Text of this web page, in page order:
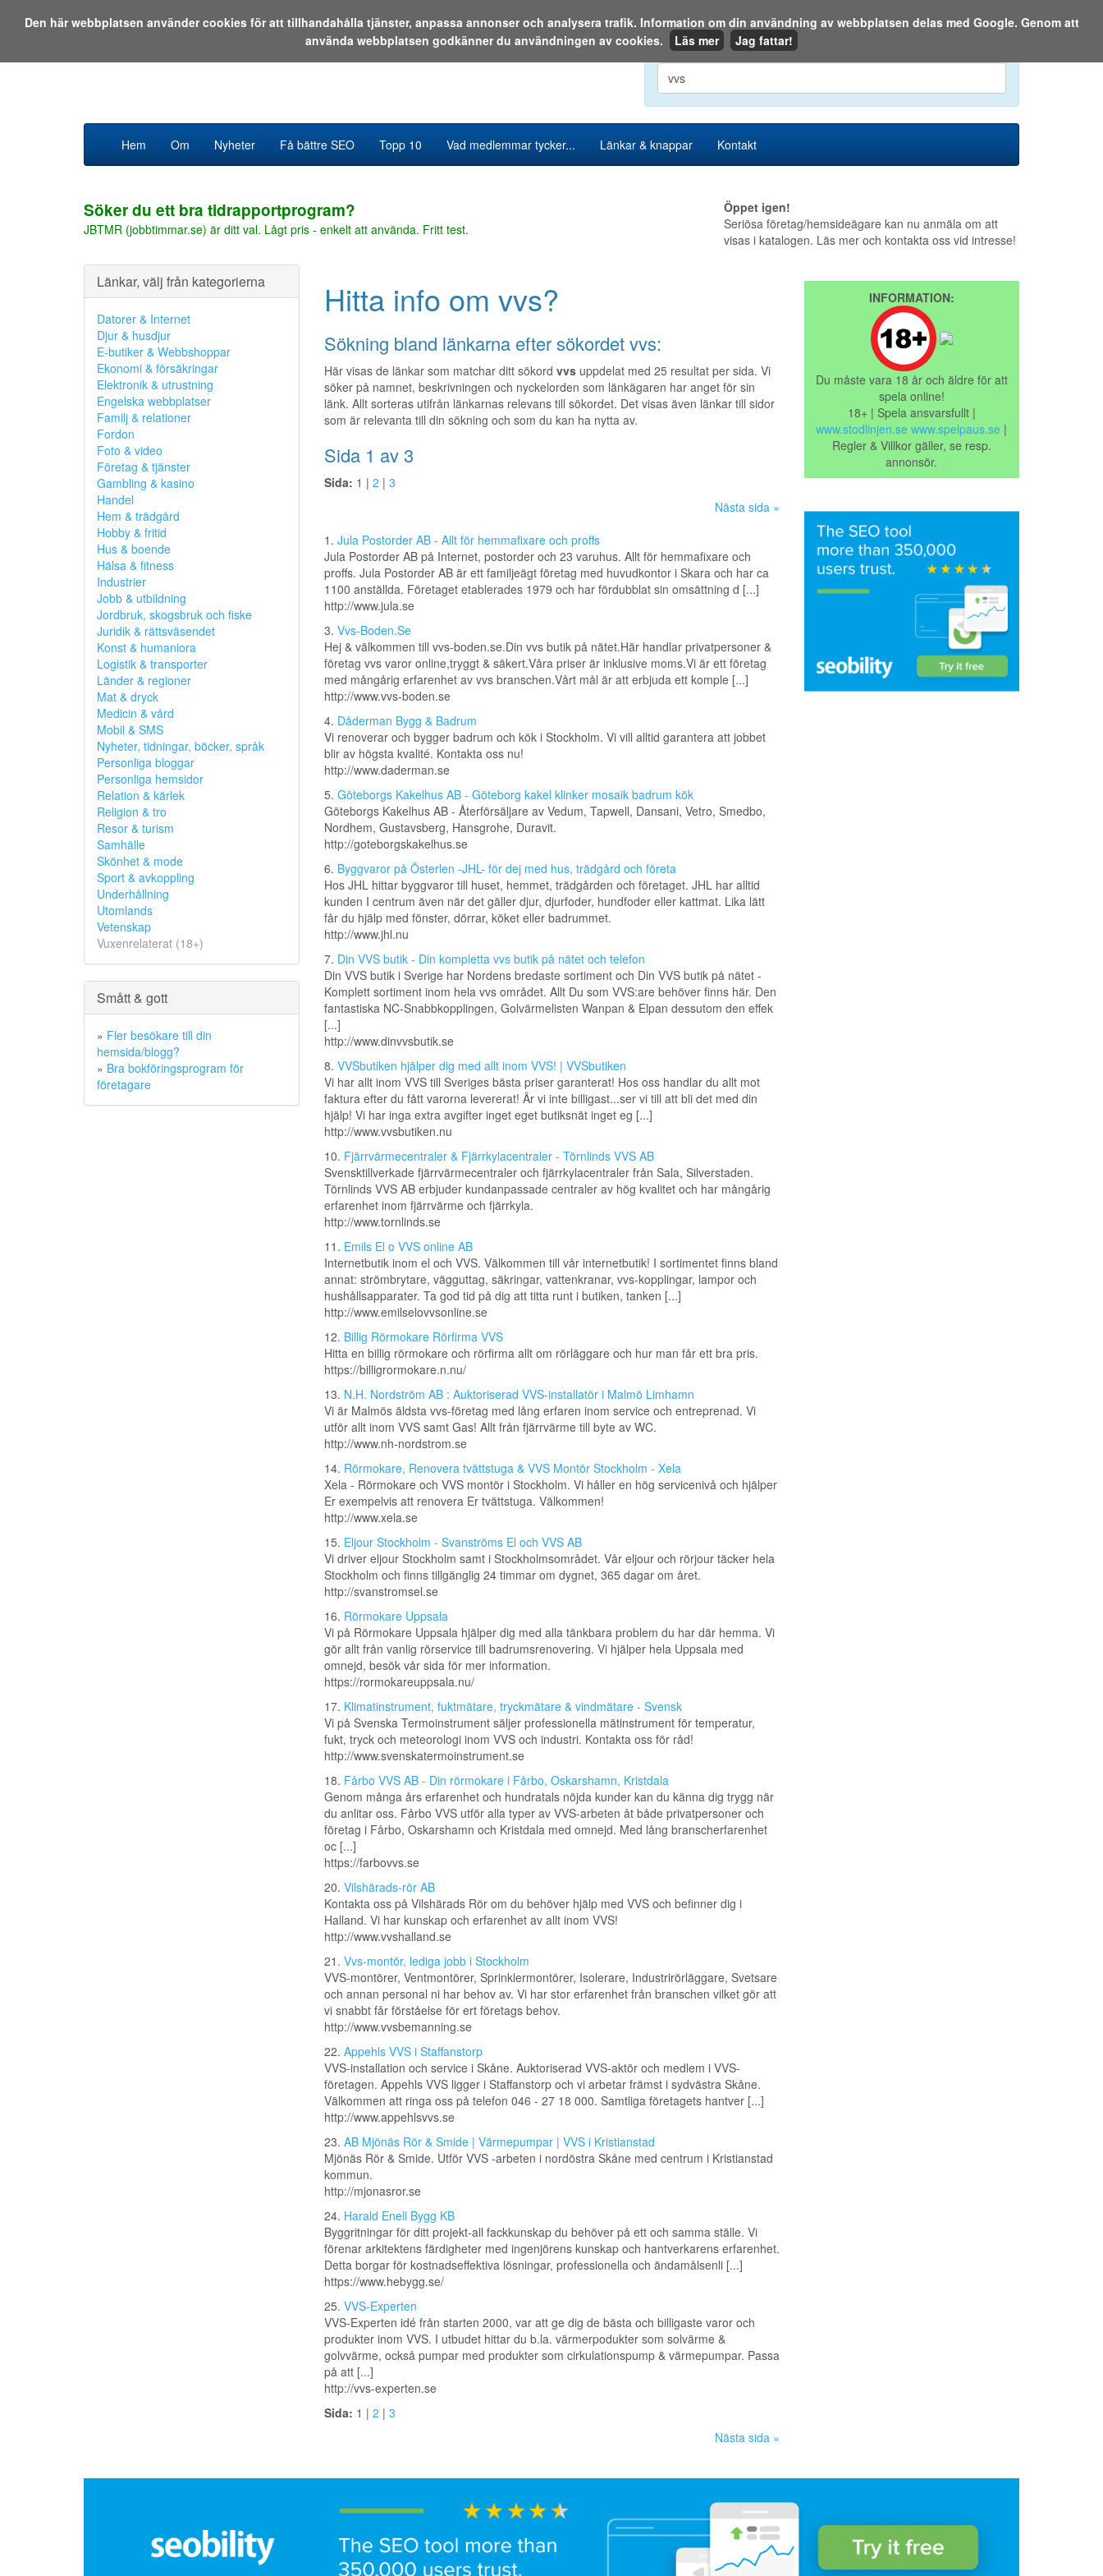
Den 6 augusti 2026
Sök i katalogen eller på webben:
Hem Om Nyheter Få bättre SEO Topp 10 Vad medlemmar tycker... Länkar & knappar Kontakt
Söker du ett bra tidrapportprogram?
JBTMR (jobbtimmar.se) är ditt val. Lågt pris - enkelt att använda. Fritt test.
Öppet igen!
Seriösa företag/hemsideägare kan nu anmäla om att
visas i katalogen. Läs mer och kontakta oss vid intresse!
Länkar, välj från kategorierna
Datorer & Internet
Djur & husdjur
E-butiker & Webbshoppar
Ekonomi & försäkringar
Elektronik & utrustning
Engelska webbplatser
Familj & relationer
Fordon
Foto & video
Företag & tjänster
Gambling & kasino
Handel
Hem & trädgård
Hobby & fritid
Hus & boende
Hälsa & fitness
Industrier
Jobb & utbildning
Jordbruk, skogsbruk och fiske
Juridik & rättsväsendet
Konst & humaniora
Logistik & transporter
Länder & regioner
Mat & dryck
Medicin & vård
Mobil & SMS
Nyheter, tidningar, böcker, språk
Personliga bloggar
Personliga hemsidor
Relation & kärlek
Religion & tro
Resor & turism
Samhälle
Skönhet & mode
Sport & avkoppling
Underhållning
Utomlands
Vetenskap
Vuxenrelaterat (18+)
Smått & gott
» Fler besökare till din
hemsida/blogg?
» Bra bokföringsprogram för
företagare
Hitta info om vvs?
Sökning bland länkarna efter sökordet vvs:
Här visas de länkar som matchar ditt sökord vvsuppdelat med 25 resultat per sida. Vi
söker på namnet, beskrivningen och nyckelorden som länkägaren har anget för sin
länk. Allt sorteras utifrån länkarnas relevans till sökordet. Det visas även länkar till sidor
som är relevanta till din sökning och som du kan ha nytta av.
Sida 1 av 3
Sida: 1 | 2 | 3
Nästa sida »
1. Jula Postorder AB - Allt för hemmafixare och proffs
Jula Postorder AB på Internet, postorder och 23 varuhus. Allt för hemmafixare och
proffs. Jula Postorder AB är ett familjeägt företag med huvudkontor i Skara och har ca
1100 anställda. Företaget etablerades 1979 och har fördubblat sin omsättning d [...]
http://www.jula.se
3. Vvs-Boden.Se
Hej & välkommen till vvs-boden.se.Din vvs butik på nätet.Här handlar privatpersoner &
företag vvs varor online,tryggt & säkert.Våra priser är inklusive moms.Vi är ett företag
med mångårig erfarenhet av vvs branschen.Vårt mål är att erbjuda ett komple [...]
http://www.vvs-boden.se
4. Dåderman Bygg & Badrum
Vi renoverar och bygger badrum och kök i Stockholm. Vi vill alltid garantera att jobbet
blir av högsta kvalité. Kontakta oss nu!
http://www.daderman.se
5. Göteborgs Kakelhus AB - Göteborg kakel klinker mosaik badrum kök
Göteborgs Kakelhus AB - Återförsäljare av Vedum, Tapwell, Dansani, Vetro, Smedbo,
Nordhem, Gustavsberg, Hansgrohe, Duravit.
http://goteborgskakelhus.se
6. Byggvaror på Österlen -JHL- för dej med hus, trädgård och företa
Hos JHL hittar byggvaror till huset, hemmet, trädgården och företaget. JHL har alltid
kunden I centrum även när det gäller djur, djurfoder, hundfoder eller kattmat. Lika lätt
får du hjälp med fönster, dörrar, köket eller badrummet.
http://www.jhl.nu
7. Din VVS butik - Din kompletta vvs butik på nätet och telefon
Din VVS butik i Sverige har Nordens bredaste sortiment och Din VVS butik på nätet -
Komplett sortiment inom hela vvs området. Allt Du som VVS:are behöver finns här. Den
fantastiska NC-Snabbkopplingen, Golvärmelisten Wanpan & Elpan dessutom den effek
[...]
http://www.dinvvsbutik.se
8. VVSbutiken hjälper dig med allt inom VVS! | VVSbutiken
Vi har allt inom VVS till Sveriges bästa priser garanterat! Hos oss handlar du allt mot
faktura efter du fått varorna levererat! Är vi inte billigast...ser vi till att bli det med din
hjälp! Vi har inga extra avgifter inget eget butiksnät inget eg [...]
http://www.vvsbutiken.nu
10. Fjärrvärmecentraler & Fjärrkylacentraler - Törnlinds VVS AB
Svensktillverkade fjärrvärmecentraler och fjärrkylacentraler från Sala, Silverstaden.
Törnlinds VVS AB erbjuder kundanpassade centraler av hög kvalitet och har mångårig
erfarenhet inom fjärrvärme och fjärrkyla.
http://www.tornlinds.se
11. Emils El o VVS online AB
Internetbutik inom el och VVS. Välkommen till vår internetbutik! I sortimentet finns bland
annat: strömbrytare, vägguttag, säkringar, vattenkranar, vvs-kopplingar, lampor och
hushållsapparater. Ta god tid på dig att titta runt i butiken, tanken [...]
http://www.emilselovvsonline.se
12. Billig Rörmokare Rörfirma VVS
Hitta en billig rörmokare och rörfirma allt om rörläggare och hur man får ett bra pris.
https://billigrormokare.n.nu/
13. N.H. Nordström AB : Auktoriserad VVS-installatör i Malmö Limhamn
Vi är Malmös äldsta vvs-företag med lång erfaren inom service och entreprenad. Vi
utför allt inom VVS samt Gas! Allt från fjärrvärme till byte av WC.
http://www.nh-nordstrom.se
14. Rörmokare, Renovera tvättstuga & VVS Montör Stockholm - Xela
Xela - Rörmokare och VVS montör i Stockholm. Vi håller en hög servicenivå och hjälper
Er exempelvis att renovera Er tvättstuga. Välkommen!
http://www.xela.se
15. Eljour Stockholm - Svanströms El och VVS AB
Vi driver eljour Stockholm samt i Stockholmsområdet. Vår eljour och rörjour täcker hela
Stockholm och finns tillgänglig 24 timmar om dygnet, 365 dagar om året.
http://svanstromsel.se
16. Rörmokare Uppsala
Vi på Rörmokare Uppsala hjälper dig med alla tänkbara problem du har där hemma. Vi
gör allt från vanlig rörservice till badrumsrenovering. Vi hjälper hela Uppsala med
omnejd, besök vår sida för mer information.
https://rormokareuppsala.nu/
17. Klimatinstrument, fuktmätare, tryckmätare & vindmätare - Svensk
Vi på Svenska Termoinstrument säljer professionella mätinstrument för temperatur,
fukt, tryck och meteorologi inom VVS och industri. Kontakta oss för råd!
http://www.svenskatermoinstrument.se
18. Fårbo VVS AB - Din rörmokare i Fårbo, Oskarshamn, Kristdala
Genom många års erfarenhet och hundratals nöjda kunder kan du känna dig trygg när
du anlitar oss. Fårbo VVS utför alla typer av VVS-arbeten åt både privatpersoner och
företag i Fårbo, Oskarshamn och Kristdala med omnejd. Med lång branscherfarenhet
oc [...]
https://farbovvs.se
20. Vilshärads-rör AB
Kontakta oss på Vilshärads Rör om du behöver hjälp med VVS och befinner dig i
Halland. Vi har kunskap och erfarenhet av allt inom VVS!
http://www.vvshalland.se
21. Vvs-montör, lediga jobb i Stockholm
VVS-montörer, Ventmontörer, Sprinklermontörer, Isolerare, Industrirörläggare, Svetsare
och annan personal ni har behov av. Vi har stor erfarenhet från branschen vilket gör att
vi snabbt får förståelse för ert företags behov.
http://www.vvsbemanning.se
22. Appehls VVS i Staffanstorp
VVS-installation och service i Skåne. Auktoriserad VVS-aktör och medlem i VVS-
företagen. Appehls VVS ligger i Staffanstorp och vi arbetar främst i sydvästra Skåne.
Välkommen att ringa oss på telefon 046 - 27 18 000. Samtliga företagets hantver [...]
http://www.appehlsvvs.se
23. AB Mjönäs Rör & Smide | Värmepumpar | VVS i Kristianstad
Mjönäs Rör & Smide. Utför VVS -arbeten i nordöstra Skåne med centrum i Kristianstad
kommun.
http://mjonasror.se
24. Harald Enell Bygg KB
Byggritningar för ditt projekt-all fackkunskap du behöver på ett och samma ställe. Vi
förenar arkitektens färdigheter med ingenjörens kunskap och hantverkarens erfarenhet.
Detta borgar för kostnadseffektiva lösningar, professionella och ändamålsenli [...]
https://www.hebygg.se/
25. VVS-Experten
VVS-Experten idé från starten 2000, var att ge dig de bästa och billigaste varor och
produkter inom VVS. I utbudet hittar du b.la. värmerpodukter som solvärme &
golvvärme, också pumpar med produkter som cirkulationspump & värmepumpar. Passa
på att [...]
http://vvs-experten.se
Sida: 1 | 2 | 3
Nästa sida »
INFORMATION:
Du måste vara 18 år och äldre för att
spela online!
18+ | Spela ansvarsfullt |
www.stodlinjen.se www.spelpaus.se |
Regler & Villkor gäller, se resp.
annonsör.
Den här webbplatsen använder cookies för att tillhandahålla tjänster, anpassa annonser och analysera trafik. Information om din användning av webbplatsen delas med Google. Genom att
använda webbplatsen godkänner du användningen av cookies.
Läs mer Jag fattar!